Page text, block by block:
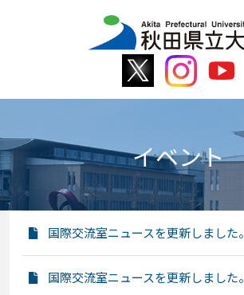
イベント
国際交流室ニュースを更新しました。
国際交流室ニュースを更新しました。